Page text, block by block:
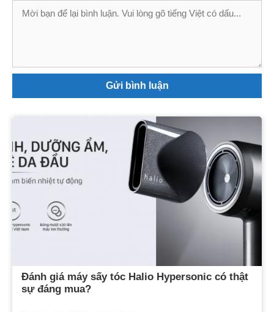
Bình
Đánh giá máy sấy tóc Halio Hypersonic có thật
sự đáng mua?